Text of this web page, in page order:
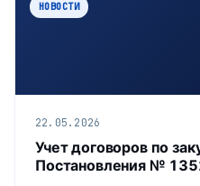
НОВОСТИ
22.05.2026
Учет договоров по
Постановления №